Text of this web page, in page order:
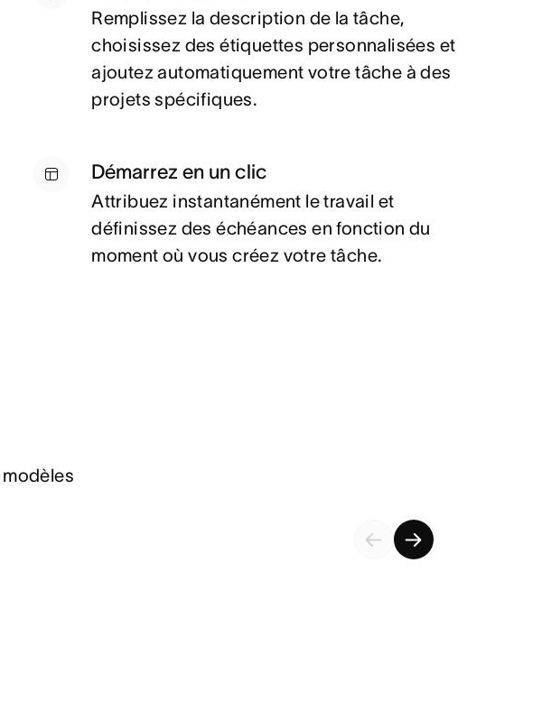
Remplissez la description de la tâche,
choisissez des étiquettes personnalisées et
ajoutez automatiquement votre tâche à des
projets spécifiques.
Démarrez en un clic
Attribuez instantanément le travail et
définissez des échéances en fonction du
moment où vous créez votre tâche.